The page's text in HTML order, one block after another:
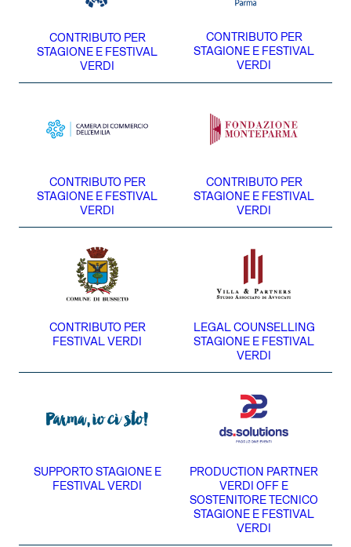
CONTRIBUTO PER
STAGIONE E FESTIVAL
VERDI
CONTRIBUTO PER
STAGIONE E FESTIVAL
VERDI
CONTRIBUTO PER
STAGIONE E FESTIVAL
VERDI
CONTRIBUTO PER
STAGIONE E FESTIVAL
VERDI
CONTRIBUTO PER
FESTIVAL VERDI
LEGAL COUNSELLING
STAGIONE E FESTIVAL
VERDI
SUPPORTO STAGIONE E
FESTIVAL VERDI
PRODUCTION PARTNER
VERDI OFF E
SOSTENITORE TECNICO
STAGIONE E FESTIVAL
VERDI